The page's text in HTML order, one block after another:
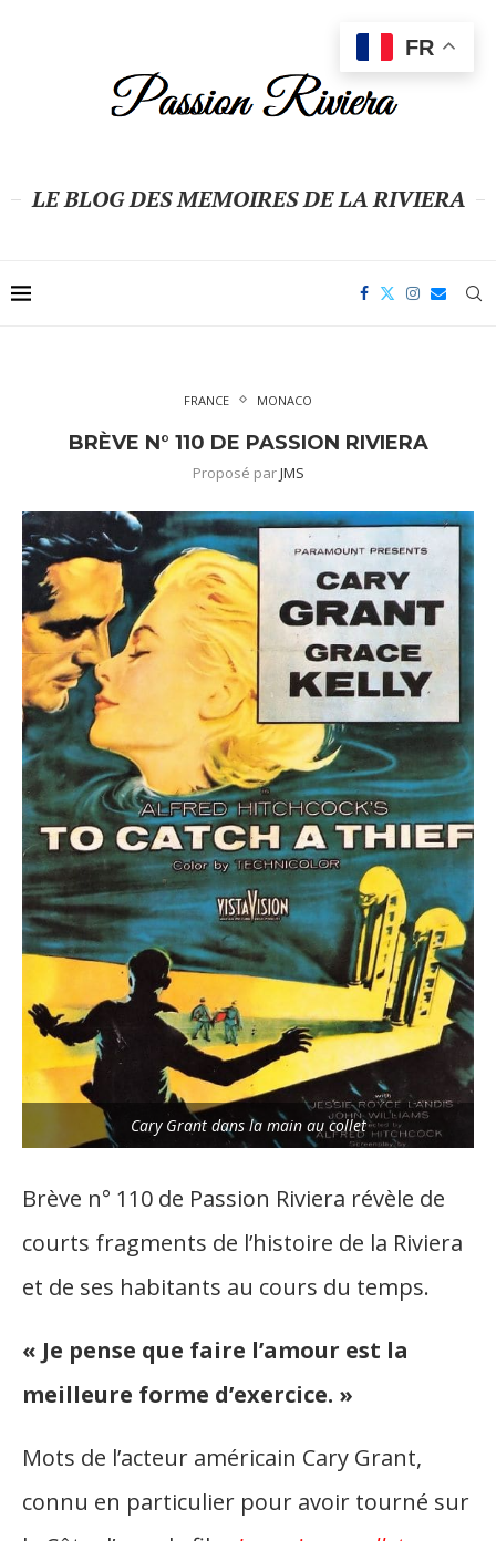
LE BLOG DES MEMOIRES DE LA RIVIERA
FRANCE MONACO
BRÈVE N° 110 DE PASSION RIVIERA
Proposé parJMS
Cary Grant dans la main au collet
Brève n° 110 de Passion Riviera révèle de
courts fragments de l’histoire de la Riviera
et de ses habitants au cours du temps.
« Je pense que faire l’amour est la
meilleure forme d’exercice. »
Mots de l’acteur américain Cary Grant,
connu en particulier pour avoir tourné sur
FR